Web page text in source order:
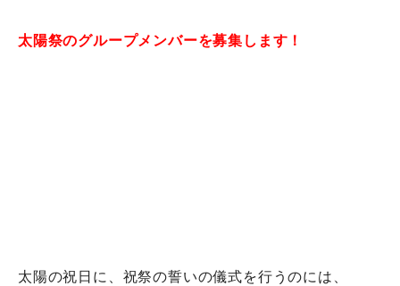
太陽祭のグループメンバーを募集します！
太陽の祝日に、 祝祭の誓いの儀式を行うのには、